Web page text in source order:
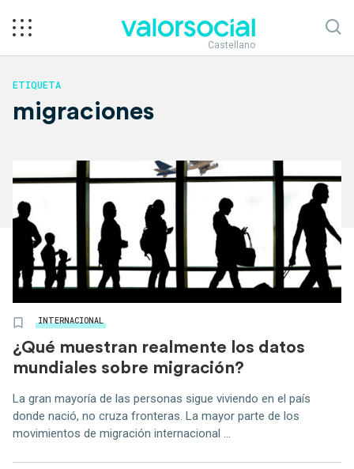
Castellano
ETIQUETA
migraciones
INTERNACIONAL
¿Qué muestran realmente los datos
mundiales sobre migración?
La gran mayoría de las personas sigue viviendo en el país
donde nació, no cruza fronteras. La mayor parte de los
movimientos de migración internacional ...